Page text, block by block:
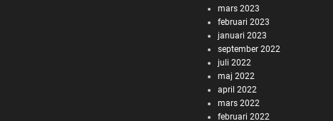
mars 2023
februari 2023
januari 2023
september 2022
juli 2022
maj 2022
april 2022
mars 2022
februari 2022